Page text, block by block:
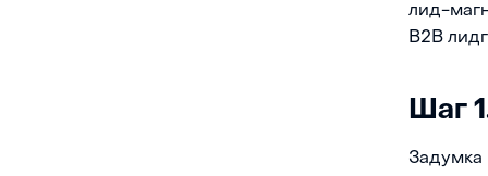
лид-
B2B
Шаг
Задумка